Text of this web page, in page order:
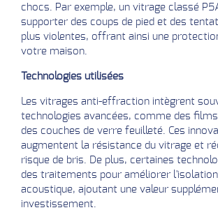
chocs. Par exemple, un vitrage classé
supporter des coups de pied et des
plus violentes, offrant ainsi une
votre maison.
Technologies utilisées
Les vitrages anti-effraction intègrent
technologies avancées, comme des
des couches de verre feuilleté. Ces
augmentent la résistance du vitrage et
risque de bris. De plus, certaines
des traitements pour améliorer
acoustique, ajoutant une valeur
investissement.